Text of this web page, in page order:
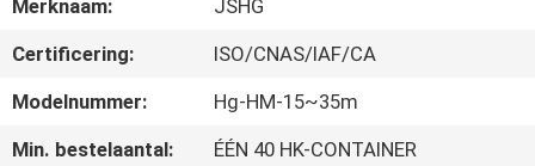
SHOW
ONGEVEER
Merknaam:
JSHG
Certificering:
ISO/CNAS/IAF/CA
Modelnummer:
Hg-HM-15~35m
Min. bestelaantal:
ÉÉN 40 HK-CONTAINER